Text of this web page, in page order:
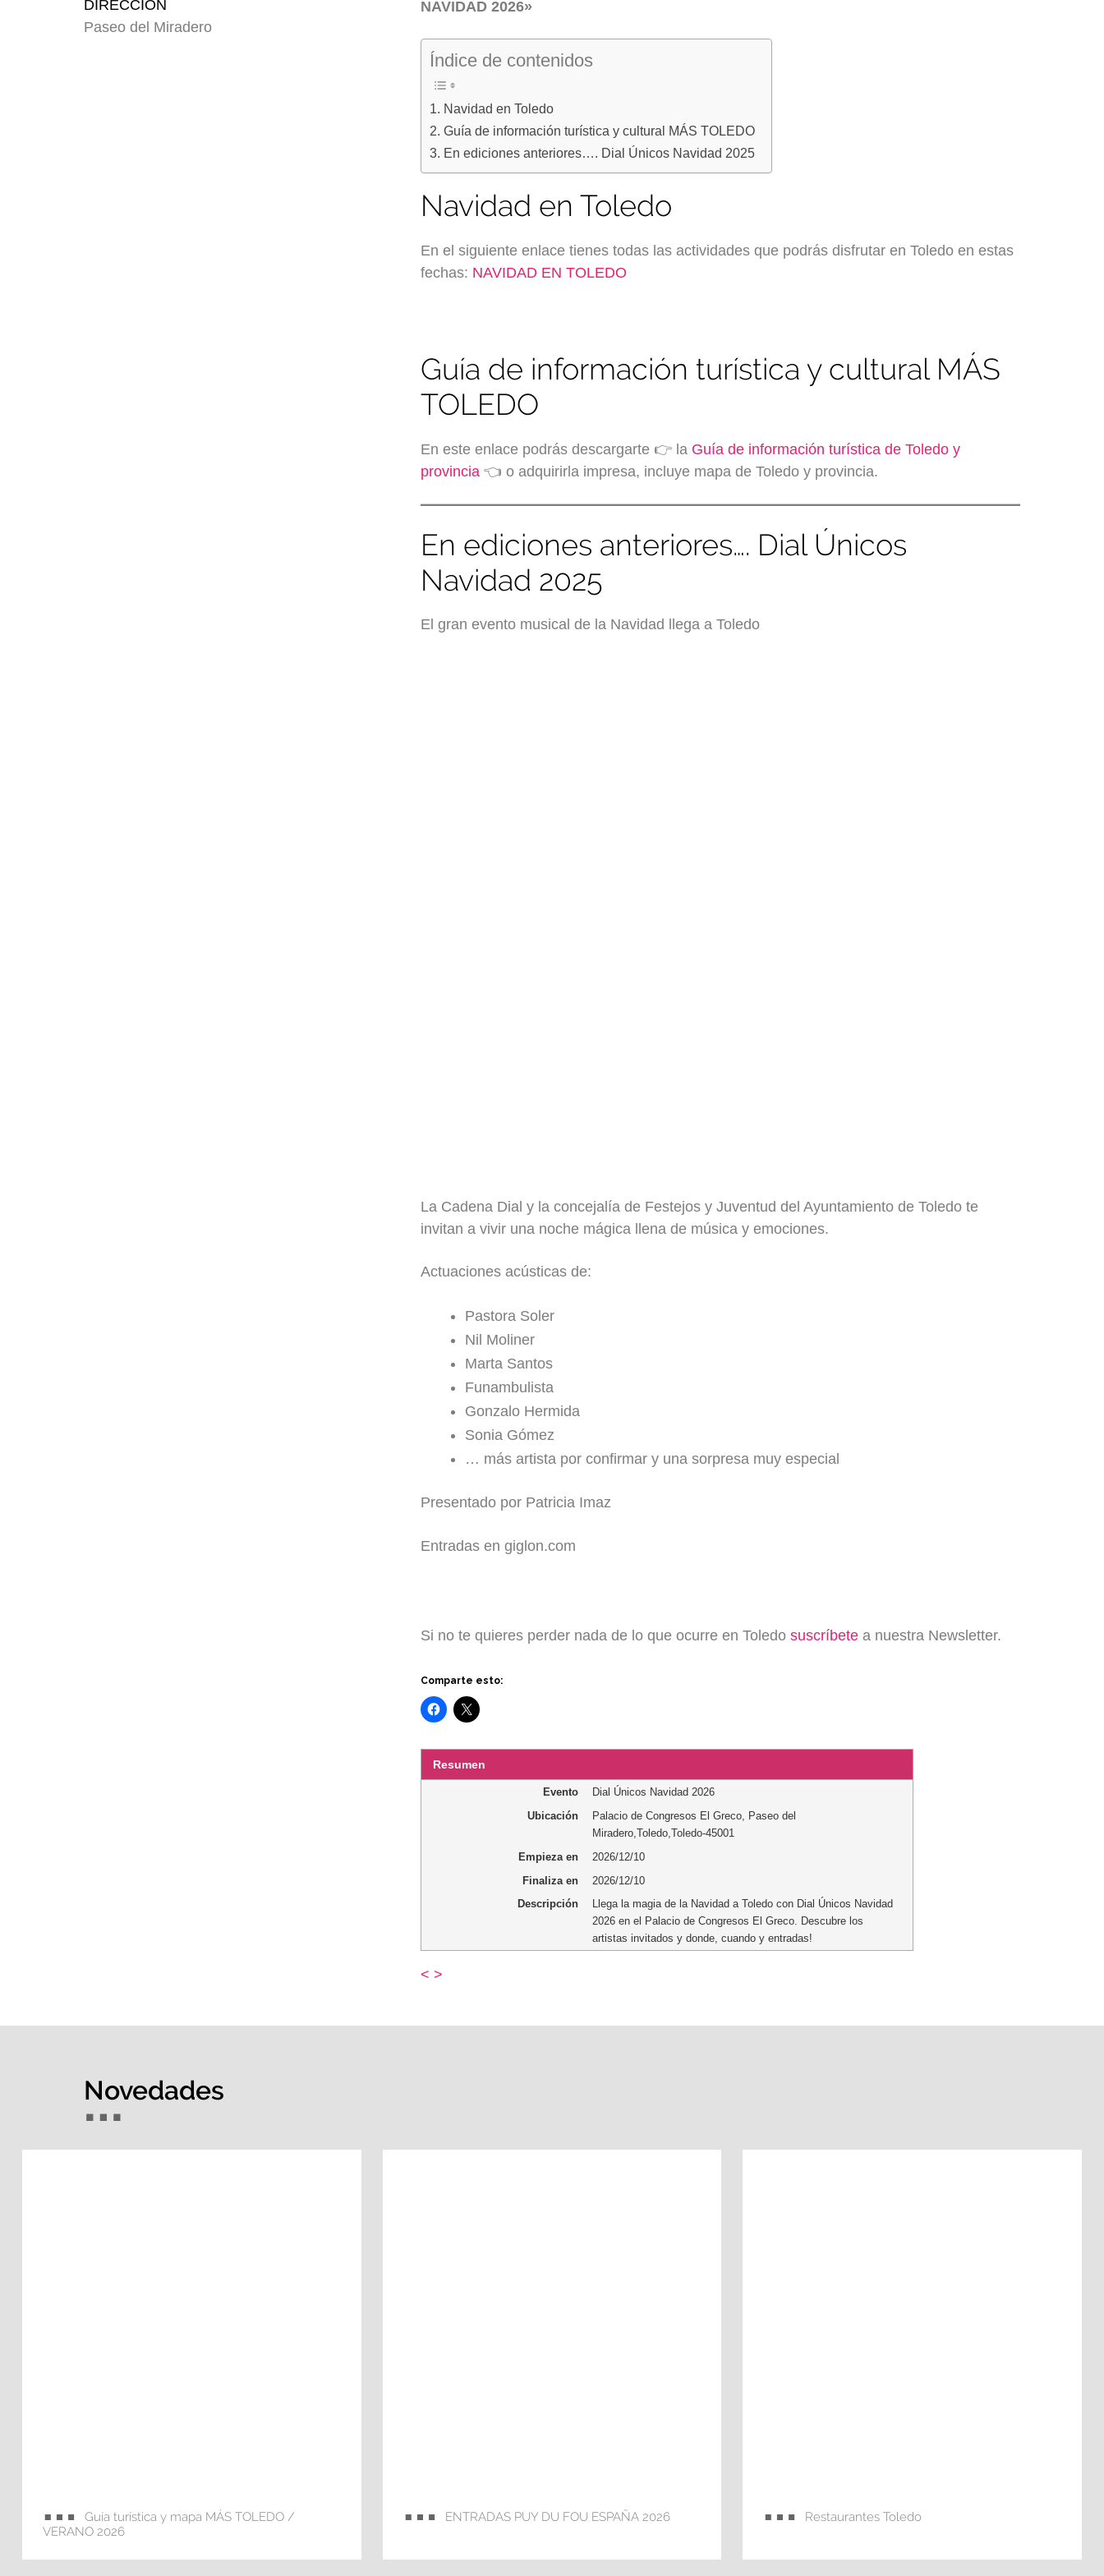
DIRECCIÓN
Paseo del Miradero
NAVIDAD 2026»
Índice de contenidos
Navidad en Toledo
Guía de información turística y cultural MÁS TOLEDO
En ediciones anteriores…. Dial Únicos Navidad 2025
Navidad en Toledo
En el siguiente enlace tienes todas las actividades que podrás disfrutar en Toledo en estas
fechas: NAVIDAD EN TOLEDO
Guía de información turística y cultural MÁS
TOLEDO
En este enlace podrás descargarte 👉 la Guía de información turística de Toledo y
provincia 👈 o adquirirla impresa, incluye mapa de Toledo y provincia.
En ediciones anteriores…. Dial Únicos
Navidad 2025
El gran evento musical de la Navidad llega a Toledo
La Cadena Dial y la concejalía de Festejos y Juventud del Ayuntamiento de Toledo te
invitan a vivir una noche mágica llena de música y emociones.
Actuaciones acústicas de:
Pastora Soler
Nil Moliner
Marta Santos
Funambulista
Gonzalo Hermida
Sonia Gómez
… más artista por confirmar y una sorpresa muy especial
Presentado por Patricia Imaz
Entradas en giglon.com
Si no te quieres perder nada de lo que ocurre en Toledosuscríbete a nuestra Newsletter.
Comparte esto:
Resumen
Evento
Dial Únicos Navidad 2026
Ubicación
Palacio de Congresos El Greco, Paseo del
Miradero,Toledo,Toledo-45001
Empieza en
2026/12/10
Finaliza en
2026/12/10
Descripción
Llega la magia de la Navidad a Toledo con Dial Únicos Navidad
2026 en el Palacio de Congresos El Greco. Descubre los
artistas invitados y donde, cuando y entradas!
< >
Novedades
Guía turística y mapa MÁS TOLEDO /
VERANO 2026
ENTRADAS PUY DU FOU ESPAÑA 2026 Restaurantes Toledo